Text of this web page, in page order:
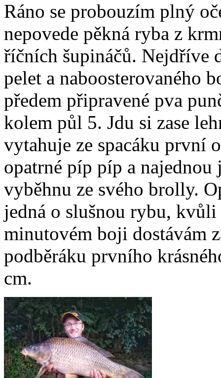
Ráno se probouzím plný
nepovede pěkná ryba z
říčních šupináčů. Nejdříve
pelet a naboosterovaného
předem připravené pva
kolem půl 5. Jdu si zase
vytahuje ze spacáku první
opatrné píp píp a
vyběhnu ze svého brolly.
jedná o slušnou rybu,
minutovém boji dostávám
podběráku prvního
cm.